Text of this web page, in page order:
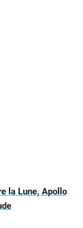
la Lune, Apollo